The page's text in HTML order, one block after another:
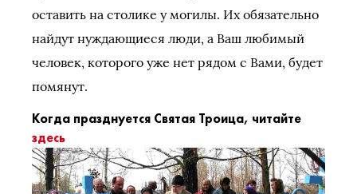
оставить на столике у могилы. Их обязательно
найдут нуждающиеся люди, а Ваш любимый
человек, которого уже нет рядом с Вами, будет
помянут.
Когда празднуется Святая Троица, читайте
здесь